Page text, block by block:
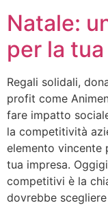
Natale:
per la
Regali solidali,
profit come
fare impatto
la competitività
elemento vincente
tua impresa.
competitivi è la
dovrebbe